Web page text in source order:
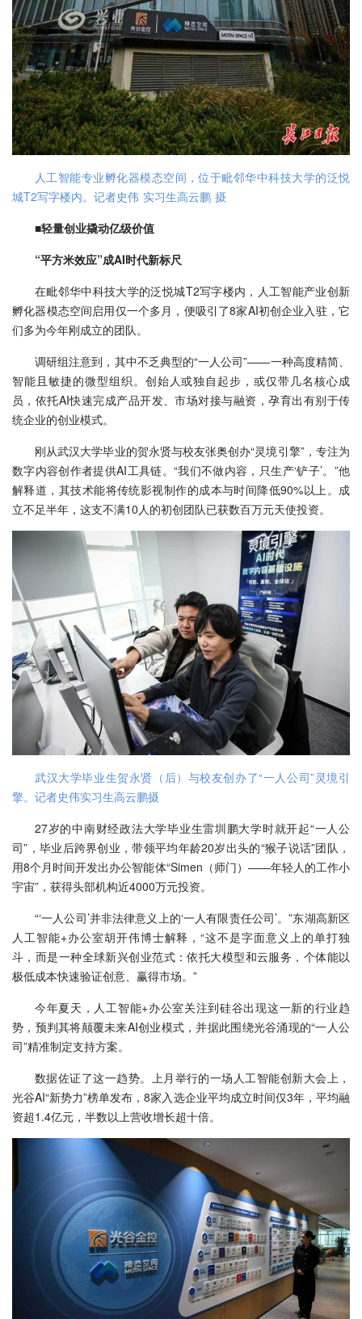
人工智能专业孵化器模态空间，位于毗邻华中科技大学的泛悦
城T2写字楼内。记者史伟 实习生高云鹏 摄
■轻量创业撬动亿级价值
“平方米效应”成AI时代新标尺
在毗邻华中科技大学的泛悦城T2写字楼内，人工智能产业创新
孵化器模态空间启用仅一个多月，便吸引了8家AI初创企业入驻，它
们多为今年刚成立的团队。
调研组注意到，其中不乏典型的“一人公司”——一种高度精简、
智能且敏捷的微型组织。创始人或独自起步，或仅带几名核心成
员，依托AI快速完成产品开发、市场对接与融资，孕育出有别于传
统企业的创业模式。
刚从武汉大学毕业的贺永贤与校友张奥创办“灵境引擎”，专注为
数字内容创作者提供AI工具链。“我们不做内容，只生产‘铲子’。”他
解释道，其技术能将传统影视制作的成本与时间降低90%以上。成
立不足半年，这支不满10人的初创团队已获数百万元天使投资。
武汉大学毕业生贺永贤（后）与校友创办了“一人公司”灵境引
擎。记者史伟实习生高云鹏摄
27岁的中南财经政法大学毕业生雷圳鹏大学时就开起“一人公
司”，毕业后跨界创业，带领平均年龄20岁出头的“猴子说话”团队，
用8个月时间开发出办公智能体“Simen（师门）——年轻人的工作小
宇宙”，获得头部机构近4000万元投资。
“‘一人公司’并非法律意义上的‘一人有限责任公司’。”东湖高新区
人工智能+办公室胡开伟博士解释，“这不是字面意义上的单打独
斗，而是一种全球新兴创业范式：依托大模型和云服务，个体能以
极低成本快速验证创意、赢得市场。”
今年夏天，人工智能+办公室关注到硅谷出现这一新的行业趋
势，预判其将颠覆未来AI创业模式，并据此围绕光谷涌现的“一人公
司”精准制定支持方案。
数据佐证了这一趋势。上月举行的一场人工智能创新大会上，
光谷AI“新势力”榜单发布，8家入选企业平均成立时间仅3年，平均融
资超1.4亿元，半数以上营收增长超十倍。